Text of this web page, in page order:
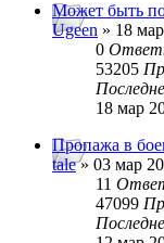
Может быть
Ugeen » 18
0
53205
18 мар
Пропажа в
tale» 03 мар
11
47099